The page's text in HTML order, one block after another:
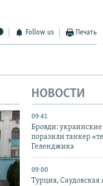
Follow us Печать
НОВОСТИ
09:41
Бровди:
поразили танкер
Геленджика
09:00
Турция,